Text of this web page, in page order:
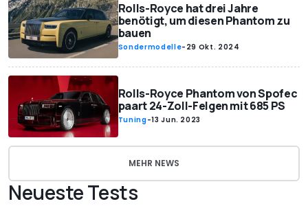
Rolls-Royce hat drei Jahre
benötigt, um diesen Phantom zu
bauen
Sondermodelle- 29 Okt. 2024
Rolls-Royce Phantom von Spofec
paart 24-Zoll-Felgen mit 685 PS
Tuning-13 Jun. 2023
MEHR NEWS
Neueste Tests